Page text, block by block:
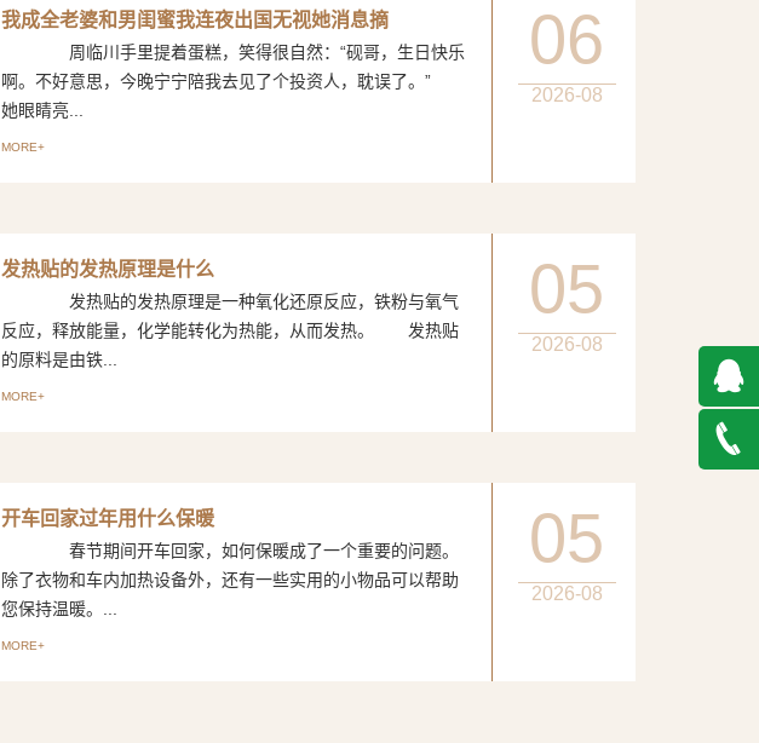
我成全老婆和男闺蜜我连夜出国无视她消息摘
周临川手里提着蛋糕，笑得很自然：“砚哥，生日快乐
啊。不好意思，今晚宁宁陪我去见了个投资人，耽误了。”
她眼睛亮...
MORE+
06
2026-08
发热贴的发热原理是什么
发热贴的发热原理是一种氧化还原反应，铁粉与氧气
反应，释放能量，化学能转化为热能，从而发热。 发热贴
的原料是由铁...
MORE+
05
2026-08
开车回家过年用什么保暖
春节期间开车回家，如何保暖成了一个重要的问题。
除了衣物和车内加热设备外，还有一些实用的小物品可以帮助
您保持温暖。...
MORE+
05
2026-08
QQ在